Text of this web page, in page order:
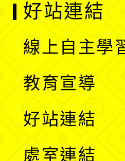
好站連結
線上自主學
教育宣導
好站連結
處室連結